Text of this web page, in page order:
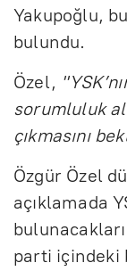
Yakupoğlu,
bulundu.
Özel,
sorumluluk
çıkmasını
Özgür Özel
açıklamada
parti içindeki